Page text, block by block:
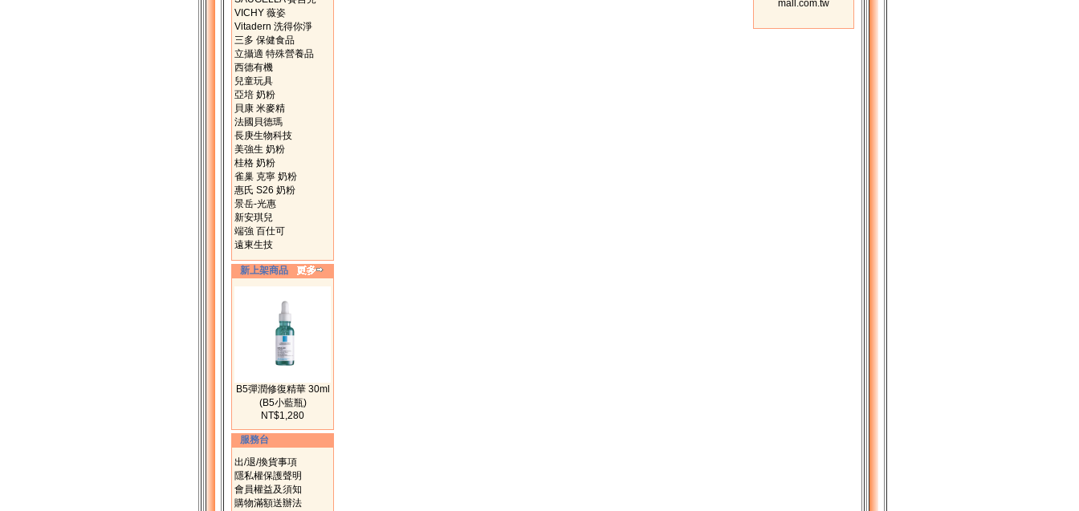
VICHY 薇姿
Vitadern 洗得你淨
三多 保健食品
立攝適 特殊營養品
西德有機
兒童玩具
亞培 奶粉
貝康 米麥精
法國貝德瑪
長庚生物科技
美強生 奶粉
桂格 奶粉
雀巢 克寧 奶粉
惠氏 S26 奶粉
景岳-光惠
新安琪兒
端強 百仕可
遠東生技
新上架商品
B5彈潤修復精華 30ml
(B5小藍瓶)
NT$1,280
服務台
出/退/換貨事項
隱私權保護聲明
會員權益及須知
購物滿額送辦法
mall.com.tw